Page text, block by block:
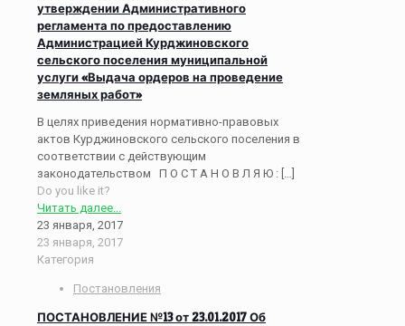
утверждении Административного
регламента по предоставлению
Администрацией Курджиновского
сельского поселения муниципальной
услуги «Выдача ордеров на проведение
земляных работ»
В целях приведения нормативно-правовых
актов Курджиновского сельского поселения в
соответствии с действующим
законодательством П О С Т А Н О В Л Я Ю : […]
Do you like it?
Читать далее...
23 января, 2017
23 января, 2017
Категория
Постановления
ПОСТАНОВЛЕНИЕ №13 от 23.01.2017 Об